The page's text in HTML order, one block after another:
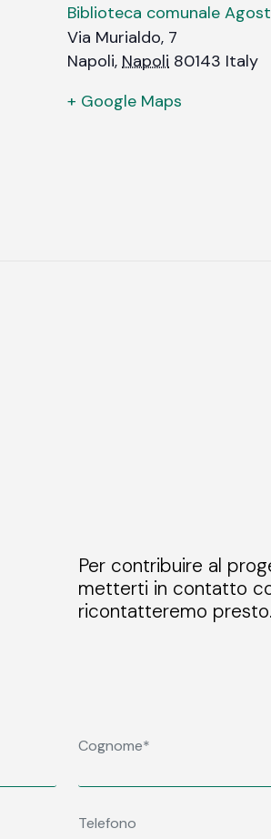
Biblioteca comunale
Via Murialdo, 7
Napoli, Napoli 80143 Italy
+ Google Maps
Per contribuire al
metterti in contatto
ricontatteremo presto.